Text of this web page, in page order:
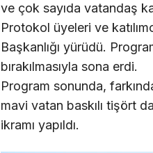
ve çok sayıda vatandaş
Protokol üyeleri ve
Başkanlığı yürüdü.
bırakılmasıyla sona erdi.
Program sonunda,
mavi vatan baskılı tişört
ikramı yapıldı.